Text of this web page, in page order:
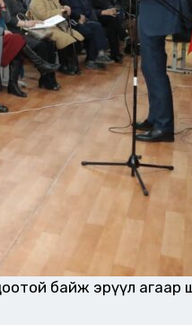
байж эрүүл агаар